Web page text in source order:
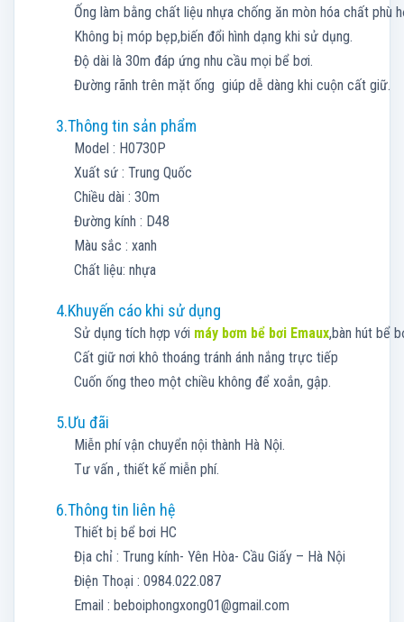
Ống làm bằng chất liệu nhựa chống ăn mòn hóa chất phù
Không bị móp bẹp,biến đổi hình dạng khi sử dụng.
Độ dài là 30m đáp ứng nhu cầu mọi bể bơi.
Đường rãnh trên mặt ống giúp dễ dàng khi cuộn cất giữ.
3.Thông tin sản phẩm
Model : H0730P
Xuất sứ : Trung Quốc
Chiều dài : 30m
Đường kính : D48
Màu sắc : xanh
Chất liệu: nhựa
4.Khuyến cáo khi sử dụng
Sử dụng tích hợp với máy bơm bể bơi Emaux,bàn hút bể
Cất giữ nơi khô thoáng tránh ánh nắng trực tiếp
Cuốn ống theo một chiều không để xoắn, gập.
5.Ưu đãi
Miễn phí vận chuyển nội thành Hà Nội.
Tư vấn , thiết kế miễn phí.
6.Thông tin liên hệ
Thiết bị bể bơi HC
Địa chỉ : Trung kính- Yên Hòa- Cầu Giấy – Hà Nội
Điện Thoại : 0984.022.087
Email : beboiphongxong01@gmail.com